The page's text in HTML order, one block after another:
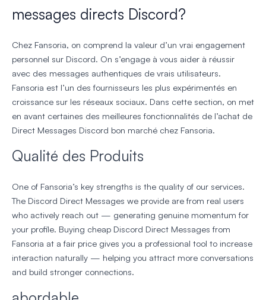
messages directs Discord?
Chez Fansoria, on comprend la valeur d’un vrai engagement
personnel sur Discord. On s’engage à vous aider à réussir
avec des messages authentiques de vrais utilisateurs.
Fansoria est l’un des fournisseurs les plus expérimentés en
croissance sur les réseaux sociaux. Dans cette section, on met
en avant certaines des meilleures fonctionnalités de l’achat de
Direct Messages Discord bon marché chez Fansoria.
Qualité des Produits
One of Fansoria’s key strengths is the quality of our services.
The Discord Direct Messages we provide are from real users
who actively reach out — generating genuine momentum for
your profile. Buying cheap Discord Direct Messages from
Fansoria at a fair price gives you a professional tool to increase
interaction naturally — helping you attract more conversations
and build stronger connections.